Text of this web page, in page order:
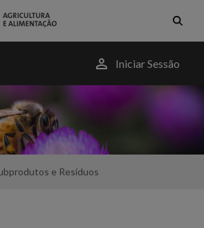
MenuIniciar Sessão
e Resíduos